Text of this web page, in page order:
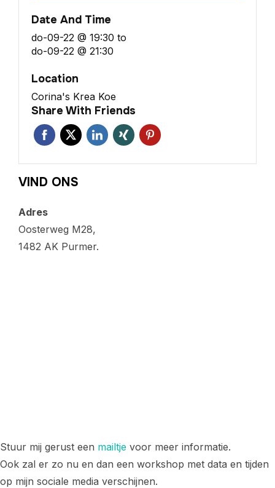
Date And Time
do-09-22 @ 19:30 to
do-09-22 @ 21:30
Location
Corina's Krea Koe
Share With Friends
VIND ONS
Adres
Oosterweg M28,
1482 AK Purmer.
Stuur mij gerust een mailtje voor meer informatie.
Ook zal er zo nu en dan een workshop met data en tijden
op mijn sociale media verschijnen.